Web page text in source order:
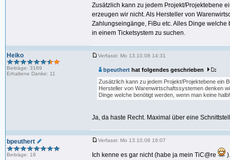
Zusätzlich kann zu jedem Projekt/Projektebene
erzeugen wir nicht. Als Hersteller von
Zahlungseingänge, FiBu etc. Alles Dinge
in einem Ticketsystem zu suchen.
Heiko
Beiträge: 3169
Erhaltene Danke: 11
Verfasst: Mo 13.10.08 14:31
bpeuthert hat folgendes geschrieben
:
Zusätzlich kann zu jedem Projekt/Projektebene ein
Hersteller von Warenwirtschaftssystemen denken
Dinge welche benötigt werden, wenn man keine
Ja, da haste Recht. Maximal über eine
bpeuthert
Beiträge: 18
Verfasst: Mo 13.10.08 16:07
Ich kenne es gar nicht (habe ja mein TiC@re